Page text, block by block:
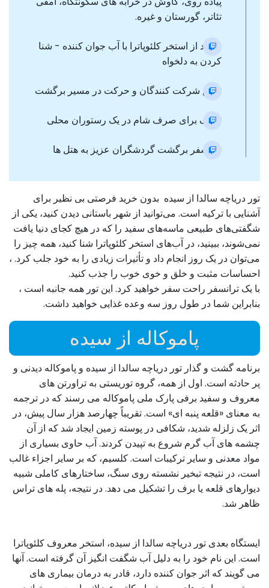
تئاتر، گورستان و غیره.
بازدید از استخر کلئوپاترا با آب جوان کننده - شنا
کردن به دلخواه
تجمع شرکت کنندگان و حرکت در مسیر برگشت
توقف برای صرف شام در یک رستوران محلی
ترانسفر برگشت گردشگران عزیز به هتل ها
تور دریاچه سالدا از سیده بدون خرید فرصتی بی نظیر برای
آشنایی با ترکیه است. می‌توانید از شهر باستانی دیدن کنید، یکی از
شگفتی‌های طبیعی ماسه‌های سفید را که در هیچ کجای دنیا یافت
نمی‌شوند، ببینید، در آب‌های استخر کلئوپاترا شنا کنید، همه چیز را
می‌توان در یک روز انجام داد و تأثیرات زیادی را به خود جلب کرد. ،
احساسات مثبت و خلق و خوی خوب را جذب کنید.
با یک ترانسفر راحت سفر خواهید کرد. این تور همه جانبه است ،
بنابراین شما در طول روز سه وعده غذایی خواهید داشت.
پاموکاله از سیده
برنامه گشت و گذار تور دریاچه سالدا از سیده و پاموکاله دیدنی و
پر حادثه است. اول از همه، گروه توریستی به تراورتن های
معروف و سفید برفی پارک ملی پاموکاله می رسند که در ترجمه
به معنای «قلعه پنبه ای» است. تقریباً چهارصد هزار سال پیش، در
اثر یک زلزله شدید، شکافی در پوسته زمین ایجاد شد که از آن
چشمه های آب گرم شروع به تپیدن کردند. آب حاوی بسیاری از
مواد معدنی و سایر ترکیبات است. کلسیم، که بر سایر اجزاء غالب
است، در نتیجه تبخیر نشسته روی سنگ، ساختارهای کاملی شبیه
دیوارهای قلعه یا برف را تشکیل می دهد. در نتیجه، پله های تراس
ظاهر شد.
ایستگاه بعدی تور دریاچه سالدا از سیده، استخر معروف کلئوپاترا
است. این نام خود را به دلیل آب شگفت انگیز آن گرفته است. آنها
می گویند که اثر جوان کننده دارد، قادر به درمان بیماری های